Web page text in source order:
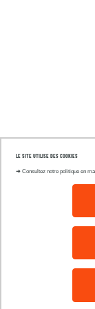
LE SITE UTILISE DES COOKIES
➜ Consultez notre politique en